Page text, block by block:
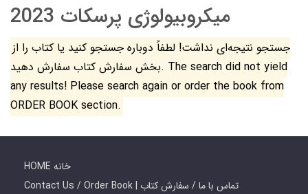
میکروبیولوژی پرسکات 2023
جستجو نتیجه‌ای نداشت! لطفاً دوباره جستجو کنید یا کتاب را از
بخش سفارش کتاب سفارش دهید. The search did not yield
any results! Please search again or order the book from
ORDER BOOK section.
HOME خانه
Contact Us / Order Book | تماس با ما / سفارش کتاب